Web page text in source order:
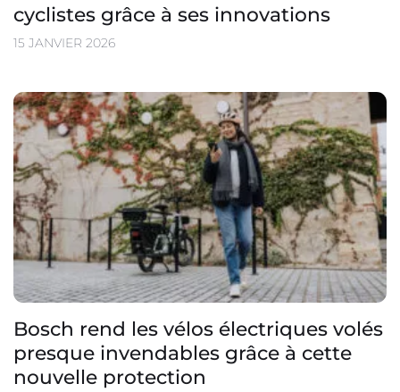
cyclistes grâce à ses innovations
15 JANVIER 2026
Bosch rend les vélos électriques volés
presque invendables grâce à cette
nouvelle protection